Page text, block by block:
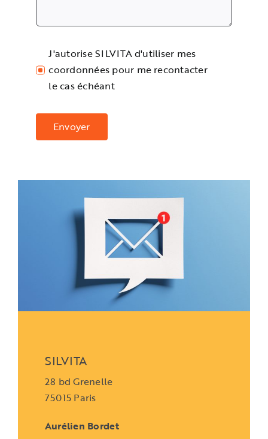
SILVITA
28 bd Grenelle
75015 Paris
Aurélien Bordet
J'autorise SILVITA d'utiliser mes
coordonnées pour me recontacter
le cas échéant
Envoyer